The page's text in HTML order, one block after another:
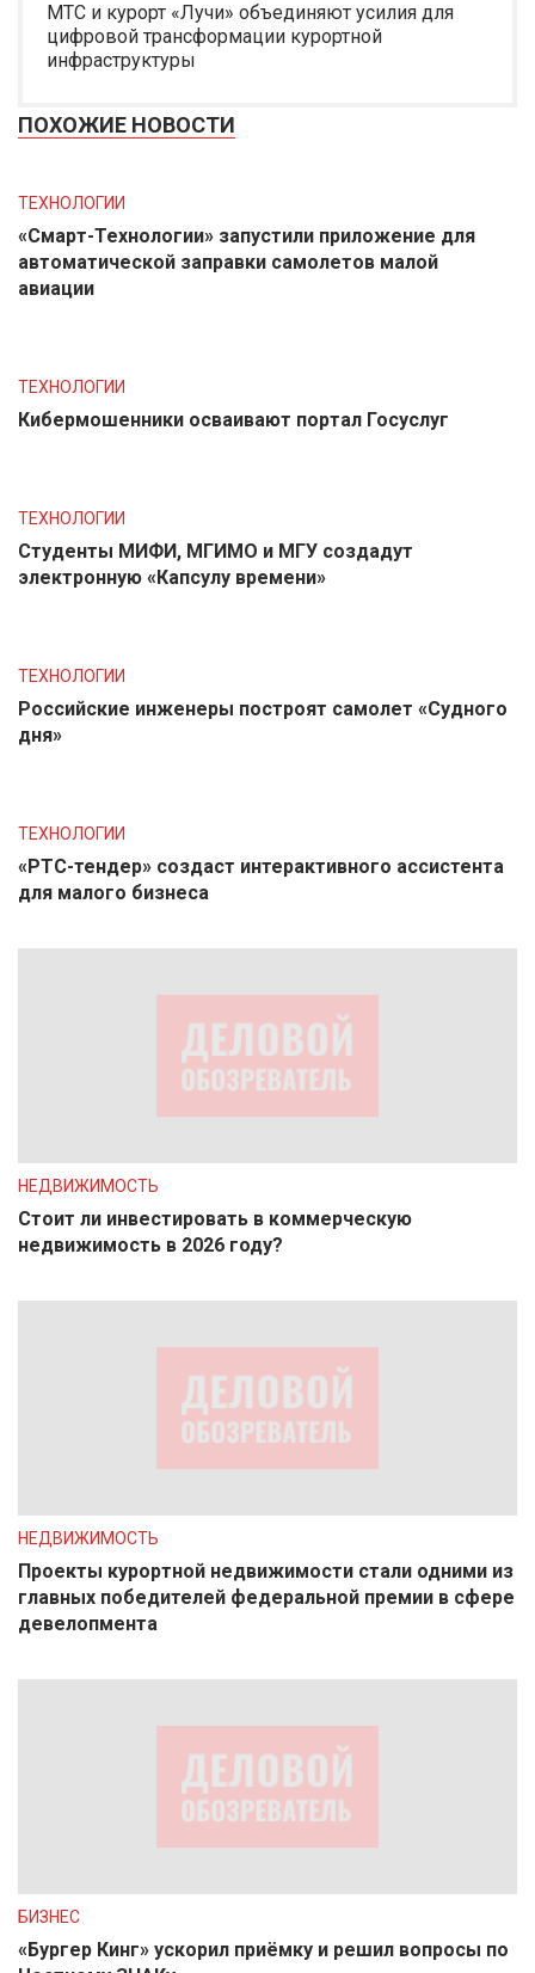
МТС и курорт «Лучи» объединяют усилия для
цифровой трансформации курортной
инфраструктуры
ПОХОЖИЕ НОВОСТИ
ТЕХНОЛОГИИ
«Смарт-Технологии» запустили приложение для
автоматической заправки самолетов малой
авиации
ТЕХНОЛОГИИ
Кибермошенники осваивают портал Госуслуг
ТЕХНОЛОГИИ
Студенты МИФИ, МГИМО и МГУ создадут
электронную «Капсулу времени»
ТЕХНОЛОГИИ
Российские инженеры построят самолет «Судного
дня»
ТЕХНОЛОГИИ
«РТС-тендер» создаст интерактивного ассистента
для малого бизнеса
НЕДВИЖИМОСТЬ
Стоит ли инвестировать в коммерческую
недвижимость в 2026 году?
НЕДВИЖИМОСТЬ
Проекты курортной недвижимости стали одними из
главных победителей федеральной премии в сфере
девелопмента
БИЗНЕС
«Бургер Кинг» ускорил приёмку и решил вопросы по